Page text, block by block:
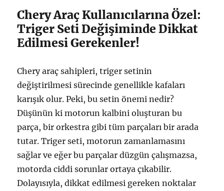
Chery Araç Kullanıcılarına Özel:
Triger Seti Değişiminde Dikkat
Edilmesi Gerekenler!
Chery araç sahipleri, triger setinin
değiştirilmesi sürecinde genellikle kafaları
karışık olur. Peki, bu setin önemi nedir?
Düşünün ki motorun kalbini oluşturan bu
parça, bir orkestra gibi tüm parçaları bir arada
tutar. Triger seti, motorun zamanlamasını
sağlar ve eğer bu parçalar düzgün çalışmazsa,
motorda ciddi sorunlar ortaya çıkabilir.
Dolayısıyla, dikkat edilmesi gereken noktalar